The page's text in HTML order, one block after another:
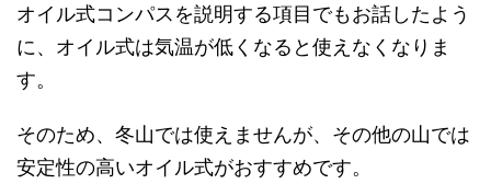
オイル式コンパスを説明する項目でもお話したよう
に、オイル式は気温が低くなると使えなくなりま
す。
そのため、冬山では使えませんが、その他の山では
安定性の高いオイル式がおすすめです。